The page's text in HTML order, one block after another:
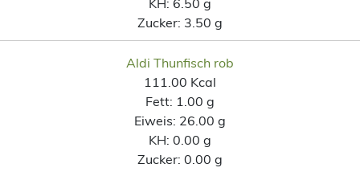
Zucker: 3.50 g
Aldi Thunfisch rob
111.00 Kcal
Fett: 1.00 g
Eiweis: 26.00 g
KH: 0.00 g
Zucker: 0.00 g